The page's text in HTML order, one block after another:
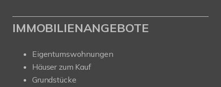
IMMOBILIENANGEBOTE
Eigentumswohnungen
Häuser zum Kauf
Grundstücke